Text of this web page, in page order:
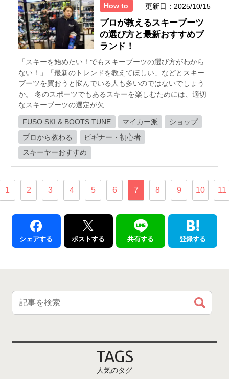
How to 更新日：2025/10/15
プロが教えるスキーブーツ
の選び方と最新おすすめブ
ランド！
「スキーを始めたい！でもスキーブーツの選び方がわから
ない！」「最新のトレンドを教えてほしい」などとスキー
ブーツを買おうと悩んでいる人も多いのではないでしょう
か。 冬のスポーツでもあるスキーを楽しむためには、適切
なスキーブーツの選定が欠...
FUSO SKI & BOOTS TUNE マイカー派
ショップ
プロから教わる
ビギナー・初心者
スキーヤーおすすめ
1 2 3 4 5 6 7 8 9 10 11
シェアする ポストする 共有する 登録する
TAGS
人気のタグ